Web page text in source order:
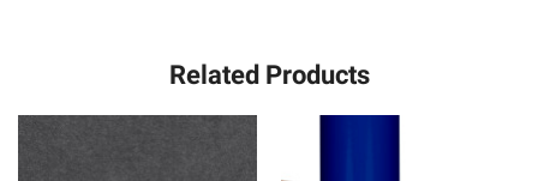
Related Products